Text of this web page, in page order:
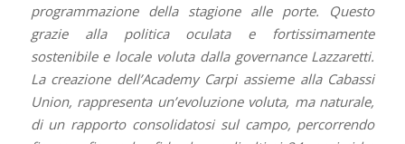
programmazione della stagione alle porte. Questo
grazie alla politica oculata e fortissimamente
sostenibile e locale voluta dalla governance Lazzaretti.
La creazione dell’Academy Carpi assieme alla Cabassi
Union, rappresenta un’evoluzione voluta, ma naturale,
di un rapporto consolidatosi sul campo, percorrendo